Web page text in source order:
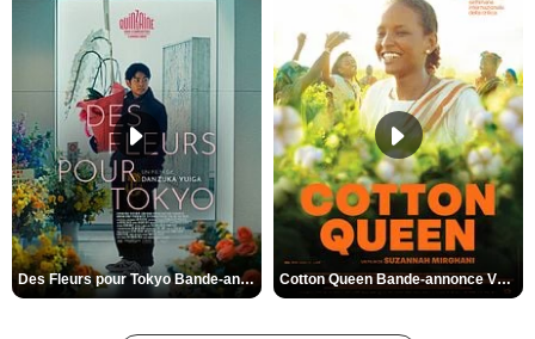
Des Fleurs pour Tokyo Bande-annonce VO STFR Cotton Queen Bande-annonce VO STFR